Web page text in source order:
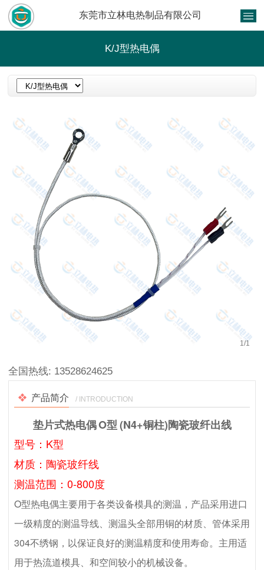
东莞市立林电热制品有限公司
K/J型热电偶
1 /1
全国热线: 13528624625
产品简介 / INTRODUCTION
垫片式热电偶 O型 (N4+铜柱)陶瓷玻纤出线
型号：K型
材质：陶瓷玻纤线
测温范围：0-800度
O型热电偶主要用于各类设备模具的测温，产品采用进口
一级精度的测温导线、测温头全部用铜的材质、管体采用
304不绣钢，以保证良好的测温精度和使用寿命。主用适
用于热流道模具、和空间较小的机械设备。